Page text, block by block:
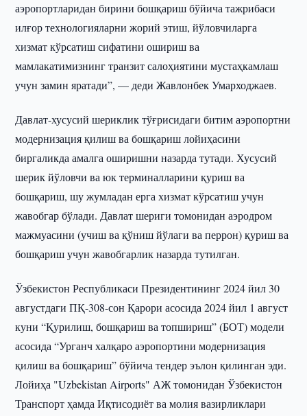
аэропортларидан бирини бошқариш бўйича тажрибаси
илғор технологияларни жорий этиш, йўловчиларга
хизмат кўрсатиш сифатини ошириш ва
мамлакатимизнинг транзит салоҳиятини мустаҳкамлаш
учун замин яратади”, — деди Жавлонбек Умарходжаев.
Давлат-хусусий шериклик тўғрисидаги битим аэропортни
модернизация қилиш ва бошқариш лойиҳасини
биргаликда амалга оширишни назарда тутади. Хусусий
шерик йўловчи ва юк терминалларини қуриш ва
бошқариш, шу жумладан ерга хизмат кўрсатиш учун
жавобгар бўлади. Давлат шериги томонидан аэродром
мажмуасини (учиш ва қўниш йўлаги ва перрон) қуриш ва
бошқариш учун жавобгарлик назарда тутилган.
Ўзбекистон Республикаси Президентининг 2024 йил 30
августдаги ПҚ-308-сон Қарори асосида 2024 йил 1 август
куни “Қурилиш, бошқариш ва топшириш” (БОТ) модели
асосида “Урганч халқаро аэропортини модернизация
қилиш ва бошқариш” бўйича тендер эълон қилинган эди.
Лойиҳа "Uzbekistan Airports" АЖ томонидан Ўзбекистон
Транспорт ҳамда Иқтисодиёт ва молия вазирликлари